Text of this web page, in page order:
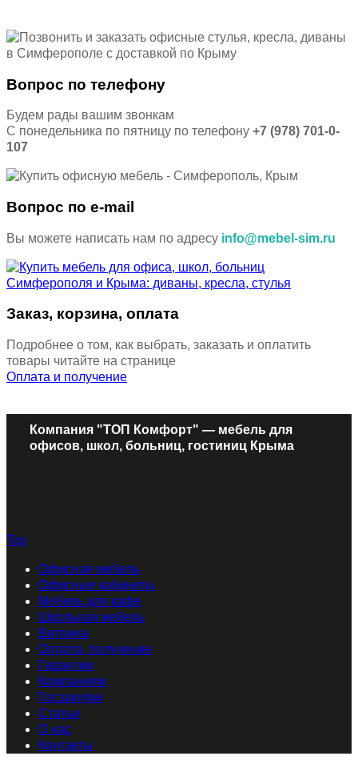
Вопрос по телефону
Будем рады вашим звонкам
С понедельника по пятницу по телефону +7 (978) 701-0-
107
Вопрос по e-mail
Вы можете написать нам по адресу info@mebel-sim.ru
Заказ, корзина, оплата
Подробнее о том, как выбрать, заказать и оплатить
товары читайте на странице
Оплата и получение
Компания "ТОП Комфорт" — мебель для
офисов, школ, больниц, гостиниц Крыма
Top
Офисная мебель
Офисные кабинеты
Мебель для кафе
Школьная мебель
Витрина
Оплата, получение
Гарантии
Компаниям
Госзакупки
Статьи
О нас
Контакты